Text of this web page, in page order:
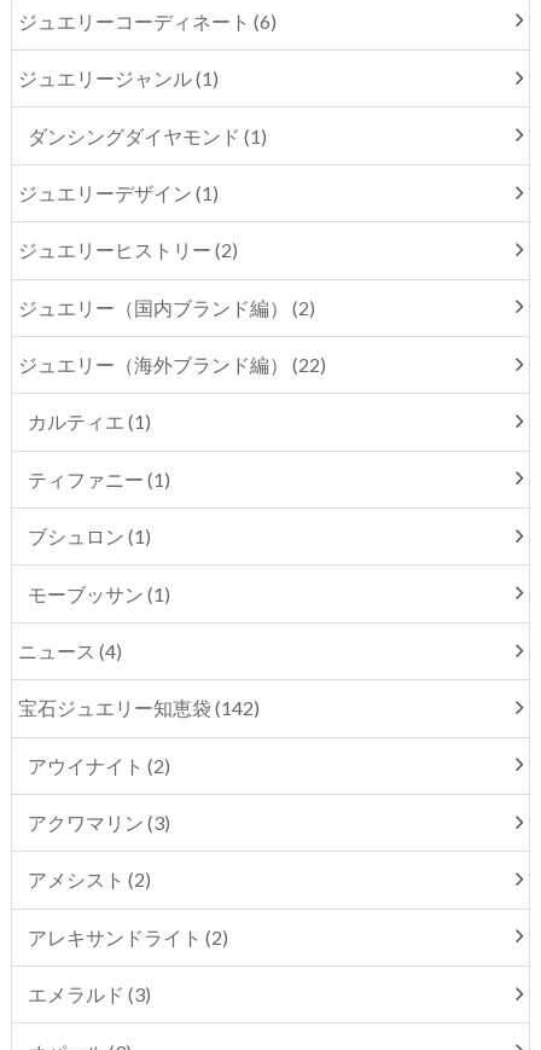
ジュエリーコーディネート (6)
ジュエリージャンル (1)
ダンシングダイヤモンド (1)
ジュエリーデザイン (1)
ジュエリーヒストリー (2)
ジュエリー（国内ブランド編） (2)
ジュエリー（海外ブランド編） (22)
カルティエ (1)
ティファニー (1)
ブシュロン (1)
モーブッサン (1)
ニュース (4)
宝石ジュエリー知恵袋 (142)
アウイナイト (2)
アクワマリン (3)
アメシスト (2)
アレキサンドライト (2)
エメラルド (3)